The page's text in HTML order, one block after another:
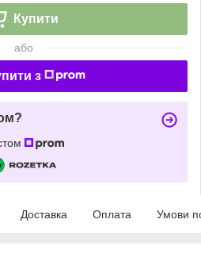
Купити
або
з
Доставка Оплата Умови